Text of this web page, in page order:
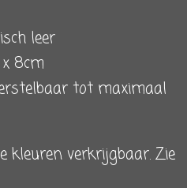
leer
8cm
tot maximaal
kleuren verkrijgbaar. Zie